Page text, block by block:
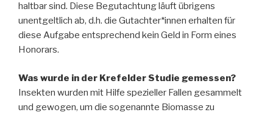
haltbar sind. Diese Begutachtung läuft übrigens
unentgeltlich ab, d.h. die Gutachter*innen erhalten für
diese Aufgabe entsprechend kein Geld in Form eines
Honorars.
Was wurde in der Krefelder Studie gemessen?
Insekten wurden mit Hilfe spezieller Fallen gesammelt
und gewogen, um die sogenannte Biomasse zu